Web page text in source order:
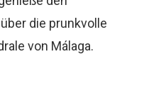
die prunkvolle
von Málaga.